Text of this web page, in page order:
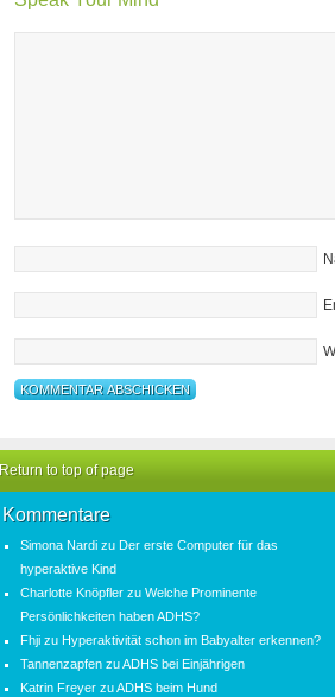
Return to top of page
Kommentare
Simona Nardi zu Der erste Computer für das
hyperaktive Kind
Charlotte Knöpfler zu Welche Prominente
Persönlichkeiten haben ADHS?
Fhji zu Hyperaktivität schon im Babyalter erkennen?
Tannenzapfen zuADHS bei Einjährigen
Katrin Freyer zuADHS beim Hund